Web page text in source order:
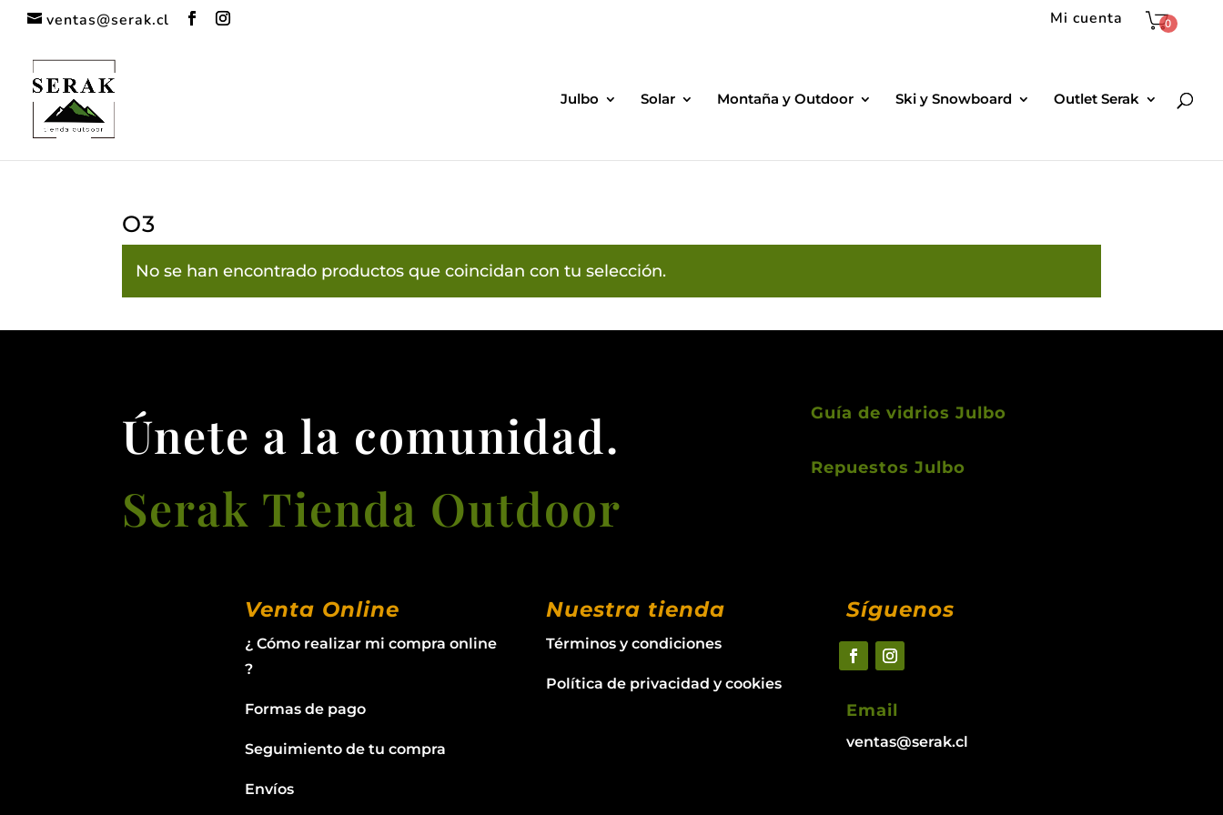
ventas@serak.cl Mi cuenta 0
Julbo Solar Montaña y Outdoor Ski y Snowboard Outlet Serak
O3
No se han encontrado productos que coincidan con tu selección.
Únete a la comunidad.
Serak Tienda Outdoor
Guía de vidrios Julbo
Repuestos Julbo
Venta Online
¿ Cómo realizar mi compra online
?
Formas de pago
Seguimiento de tu compra
Envíos
Nuestra tienda
Términos y condiciones
Política de privacidad y cookies
Síguenos
Email
ventas@serak.cl